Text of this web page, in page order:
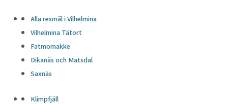
Alla resmål i Vilhelmina
Vilhelmina Tätort
Fatmomakke
Dikanäs och Matsdal
Saxnäs
Klimpfjäll